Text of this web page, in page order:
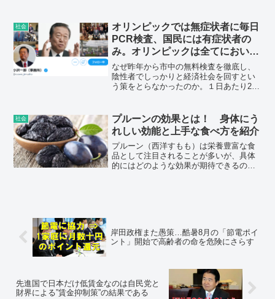
ント付与と、公金受取口座を登録した人
に対する7500円相当のポイント付与が行
われる。
社会
オリンピックでは無症状者に毎日
PCR検査、国民には有症状者の
み。オリンピックは全てにおいて
特別待遇 !!
なぜ昨年から市中の無料検査を徹底し、
陰性者でしっかりと経済社会を回すとい
う策をとらなかったのか。１日あたり20
取で大儲け。異様な商業主義、関連経費
を加えれば、優に３兆円は超えてくる。
大会史上最高額との試算。
社会
プルーンの効果とは！ 身体にう
れしい効能と上手な食べ方を紹介
プルーン（西洋すもも）は栄養豊富な食
品として注目されることが多いが、具体
的にはどのような効果が期待できるのだ
岸田政権また愚策…酷暑8月の「節電ポイ
ント」開始で高齢者の命を危険にさらす
先進国で日本だけ低賃金なのは自民党と
財界による”賃金抑制策”の結果である